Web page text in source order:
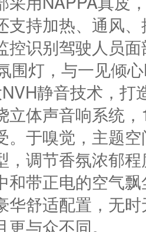
支持加热、通风
控识别驾驶人员
围灯，与一见倾
静音技术，
立体声音响系统
。于嗅觉，主题
，调节香氛浓郁
和带正电的空气
华舒适配置，无
与众不同。